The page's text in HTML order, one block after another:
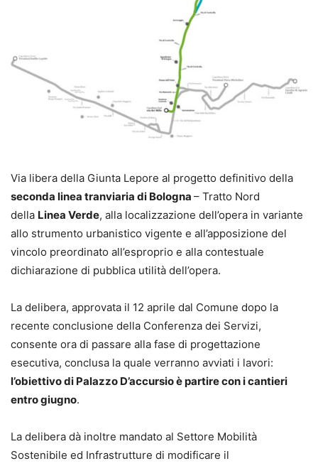
Via libera della Giunta Lepore al progetto definitivo della
seconda linea tranviaria di Bologna – Tratto Nord
della Linea Verde, alla localizzazione dell’opera in variante
allo strumento urbanistico vigente e all’apposizione del
vincolo preordinato all’esproprio e alla contestuale
dichiarazione di pubblica utilità dell’opera.
La delibera, approvata il 12 aprile dal Comune dopo la
recente conclusione della Conferenza dei Servizi,
consente ora di passare alla fase di progettazione
esecutiva, conclusa la quale verranno avviati i lavori:
l’obiettivo di Palazzo D’accursio è partire con i cantieri
entro giugno.
La delibera dà inoltre mandato al Settore Mobilità
Sostenibile ed Infrastrutture di modificare il